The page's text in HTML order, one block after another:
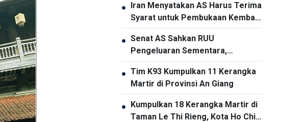
● Iran Menyatakan AS Harus Terima
Syarat untuk Pembukaan Kembali
Selat Hormuz
● Senat AS Sahkan RUU
Pengeluaran Sementara,
Menghindari Risiko Penutupan
Pemerintah
● Tim K93 Kumpulkan 11 Kerangka
Martir di Provinsi An Giang
● Kumpulkan 18 Kerangka Martir di
Taman Le Thi Rieng, Kota Ho Chi